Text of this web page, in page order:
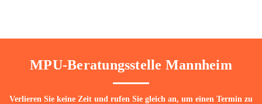
MPU-Beratungsstelle Mannheim
Verlieren Sie keine Zeit und rufen Sie gleich an, um einen Termin zu